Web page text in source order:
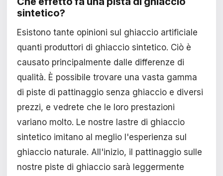
sintetico?
Esistono tante opinioni sul ghiaccio artificiale
quanti produttori di ghiaccio sintetico. Ciò è
causato principalmente dalle differenze di
qualità. È possibile trovare una vasta gamma
di piste di pattinaggio senza ghiaccio e diversi
prezzi, e vedrete che le loro prestazioni
variano molto. Le nostre lastre di ghiaccio
sintetico imitano al meglio l'esperienza sul
ghiaccio naturale. All'inizio, il pattinaggio sulle
nostre piste di ghiaccio sarà leggermente